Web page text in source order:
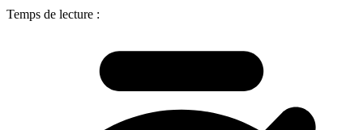
Temps de lecture :